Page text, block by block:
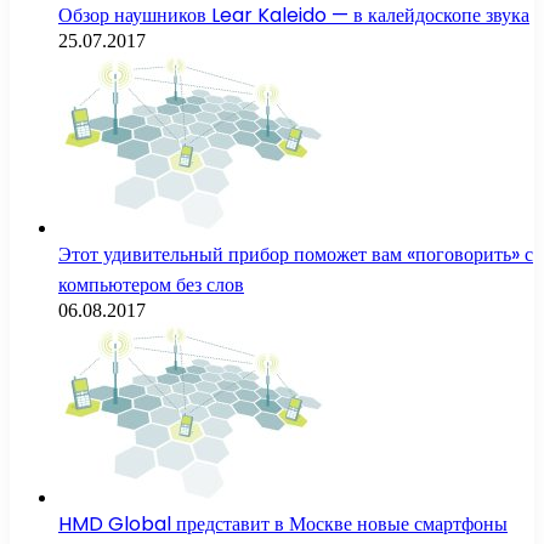
Обзор наушников Lear Kaleido — в калейдоскопе звука
25.07.2017
Этот удивительный прибор поможет вам «поговорить» с
компьютером без слов
06.08.2017
HMD Global представит в Москве новые смартфоны